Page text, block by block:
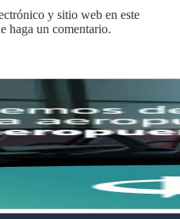
y sitio web en este
haga un comentario.